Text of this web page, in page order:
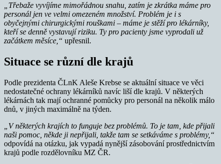
„Třebaže vyvíjíme mimořádnou snahu, zatím je zkrátka máme pro
personál jen ve velmi omezeném množství. Problém je i s
obyčejnými chirurgickými rouškami – máme je stěží pro lékárníky,
kteří se denně vystavují riziku. Ty pro pacienty jsme vyprodali už
začátkem měsíce,“ upřesnil.
Situace se různí dle krajů
Podle prezidenta ČLnK Aleše Krebse se aktuální situace ve věci
nedostatečné ochrany lékárníků navíc liší dle krajů. V některých
lékárnách tak mají ochranné pomůcky pro personál na několik málo
dnů, v jiných maximálně na týden.
„V některých krajích to funguje bez problémů. To je tam, kde přijali
naši pomoc, někde ji nepřijali, takže tam se setkáváme s problémy,“
odpovídá na otázku, jak vypadá nynější zásobování prostřednictvím
krajů podle rozdělovníku MZ ČR.